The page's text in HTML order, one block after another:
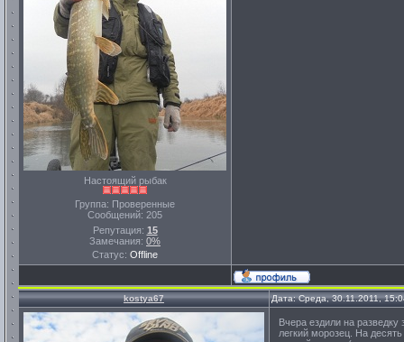
Настоящий рыбак
Группа: Проверенные
Сообщений: 205
Репутация: 15
Замечания: 0%
Статус: Offline
kostya67 Дата: Среда, 30.11.2011,
Вчера ездили на
легкий морозец. На